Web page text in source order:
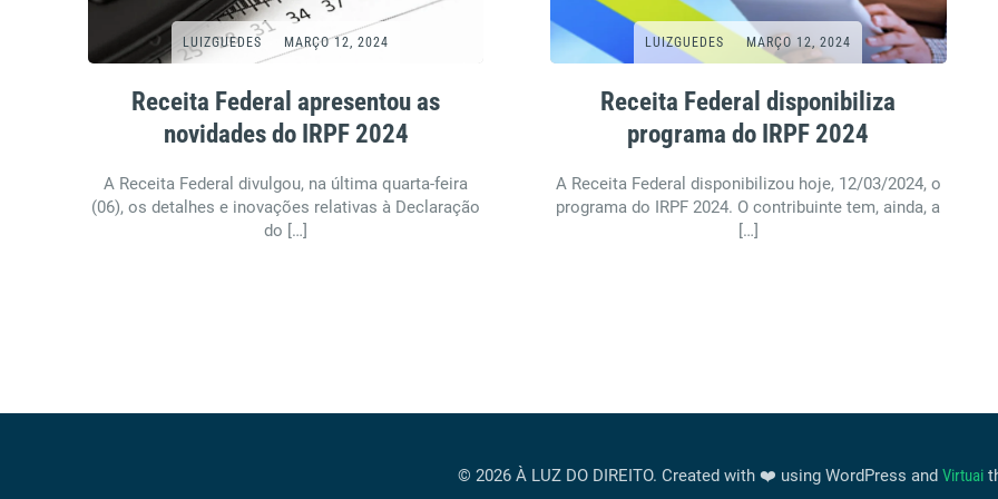
LUIZGUEDES MARÇO 12, 2024
Receita Federal apresentou as
novidades do IRPF 2024
A Receita Federal divulgou, na última quarta-feira
(06), os detalhes e inovações relativas à Declaração
do […]
LUIZGUEDES MARÇO 12, 2024
Receita Federal disponibiliza
programa do IRPF 2024
A Receita Federal disponibilizou hoje, 12/03/2024, o
programa do IRPF 2024. O contribuinte tem, ainda, a
[…]
© 2026 À LUZ DO DIREITO. Created with ❤️ using WordPress and Virtuai